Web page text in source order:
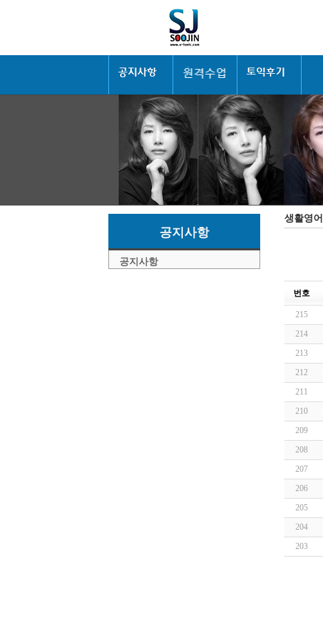
공지사항
공지사항
생활영어
번호
215
214
213
212
211
210
209
208
207
206
205
204
203